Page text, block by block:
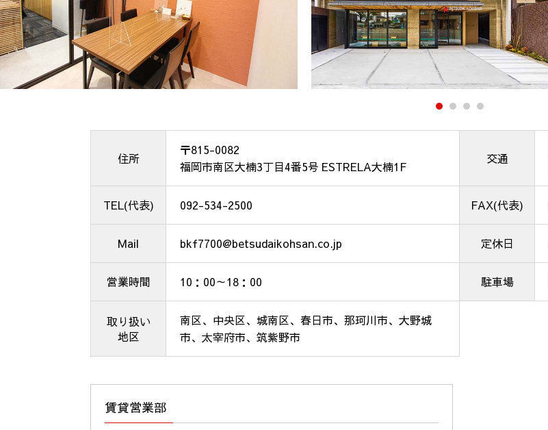
住所
〒815-0082
福岡市南区大楠3丁目4番5号 ESTRELA大楠1F
交通
TEL(代表) 092-534-2500 FAX(代表)
Mail bkf7700@betsudaikohsan.co.jp 定休日
営業時間 10：00～18：00 駐車場
取り扱い
地区
南区、中央区、城南区、春日市、那珂川市、大野城
市、太宰府市、筑紫野市
賃貸営業部